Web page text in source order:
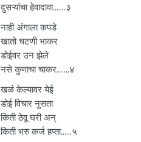
दुसऱ्यांचा हेवादावा.......३
नाही अंगाला कपडे
खातो चटणी भाकर
डोईवर उन झेले
नसे कुणाचा चाकर.......४
खळं केल्यावर येई
डोई विचार नुसता
किती ठेवू घरी अन्
किती भरु कर्ज हप्ता......५